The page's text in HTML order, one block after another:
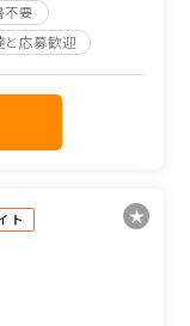
不要
と応募歓迎
ト